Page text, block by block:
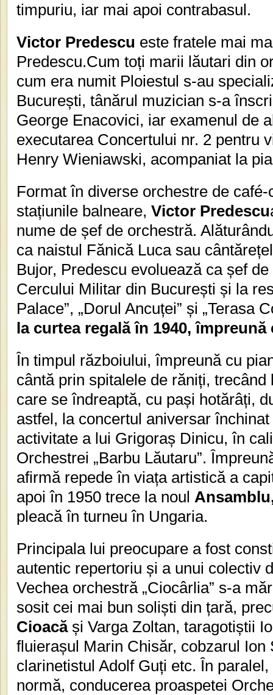
timpuriu, iar mai apoi contrabasul.
Victor Predescu este fratele mai
Predescu.Cum toți marii lăutari din
cum era numit Ploiestul s-au
București, tânărul muzician s-a
George Enacovici, iar examenul de
executarea Concertului nr. 2 pentru
Henry Wieniawski, acompaniat la
Format în diverse orchestre de
stațiunile balneare, Victor Predescu
nume de șef de orchestră.
ca naistul Fănică Luca sau
Bujor, Predescu evoluează ca șef
Cercului Militar din București și la
Palace”, „Dorul Ancuței” și „Terasa
la curtea regală în 1940,
În timpul războiului, împreună cu
cântă prin spitalele de răniți,
care se îndreaptă, cu pași hotărâți,
astfel, la concertul aniversar
activitate a lui Grigoraș Dinicu, în
Orchestrei „Barbu Lăutaru”.
afirmă repede în viața artistică a
apoi în 1950 trece la noul
pleacă în turneu în Ungaria.
Principala lui preocupare a fost
autentic repertoriu și a unui colectiv
Vechea orchestră „Ciocârlia” s-a
sosit cei mai bun soliști din țară,
Cioacăși Varga Zoltan, taragotiștii
fluierașul Marin Chisăr, cobzarul Ion
clarinetistul Adolf Guți etc. În
normă, conducerea proaspetei